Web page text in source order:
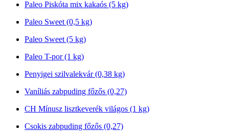
Paleo Piskóta mix kakaós (5 kg)
Paleo Sweet (0,5 kg)
Paleo Sweet (5 kg)
Paleo T-por (1 kg)
Penyigei szilvalekvár (0,38 kg)
Vaníliás zabpuding főzős (0,27)
CH Mínusz lisztkeverék világos (1 kg)
Csokis zabpuding főzős (0,27)